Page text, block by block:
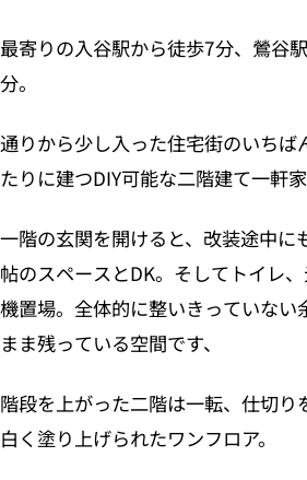
最寄りの入谷駅から徒歩7分、鶯谷
分。
通りから少し入った住宅街のいちば
たりに建つDIY可能な二階建て一軒家
一階の玄関を開けると、改装途中に
帖のスペースとDK。そしてトイレ
機置場。全体的に整いきっていない
まま残っている空間です、
階段を上がった二階は一転、仕切り
白く塗り上げられたワンフロア。